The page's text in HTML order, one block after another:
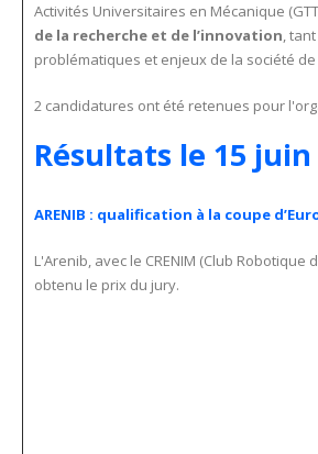
Activités Universitaires en Mécanique
de la recherche et de l’innovation,
problématiques et enjeux de la société
2 candidatures ont été retenues pour
Résultats le 15
ARENIB : qualification à la coupe
L'Arenib, avec le CRENIM (Club
obtenu le prix du jury.